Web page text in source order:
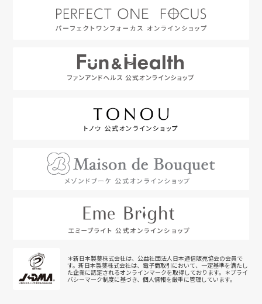
＊新日本製薬株式会社は、公益社団法人日本通信販売協会の会員で
す。新日本製薬株式会社は、電子商取引において、一定基準を満たし
た企業に認定されるオンラインマークを取得しております。＊プライ
バシーマーク制度に基づき、個人情報を厳重に管理しています。